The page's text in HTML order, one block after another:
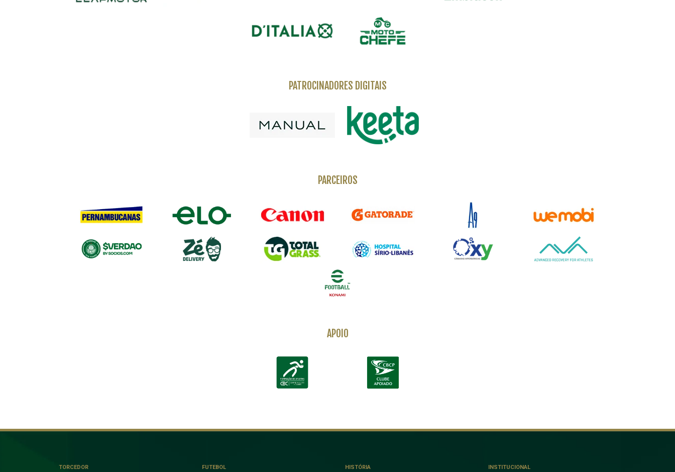
PATROCINADORES DIGITAIS
PARCEIROS
APOIO
TORCEDOR FUTEBOL HISTÓRIA INSTITUCIONAL